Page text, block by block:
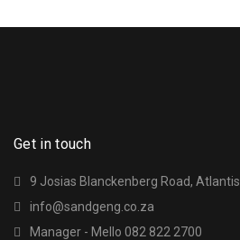
Get in touch
9 Josias Blanckenberg Road, Atlantis
info@sandgeng.co.za
Manager - Mello 082 822 2700